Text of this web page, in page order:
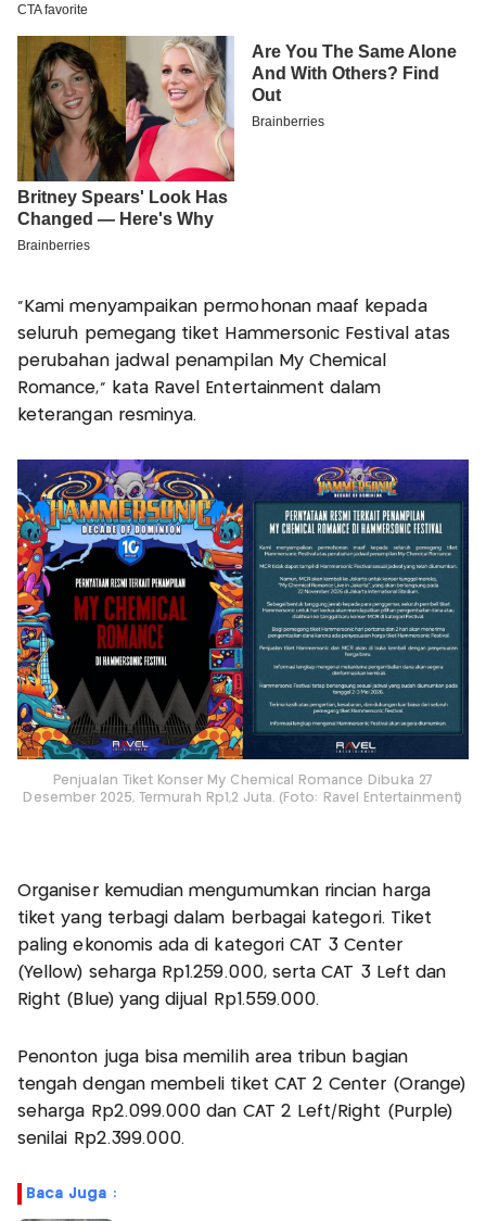
"Kami menyampaikan permohonan maaf kepada
seluruh pemegang tiket Hammersonic Festival atas
perubahan jadwal penampilan My Chemical
Romance," kata Ravel Entertainment dalam
keterangan resminya.
Penjualan Tiket Konser My Chemical Romance Dibuka 27
Desember 2025, Termurah Rp1,2 Juta. (Foto: Ravel Entertainment)
Organiser kemudian mengumumkan rincian harga
tiket yang terbagi dalam berbagai kategori. Tiket
paling ekonomis ada di kategori CAT 3 Center
(Yellow) seharga Rp1.259.000, serta CAT 3 Left dan
Right (Blue) yang dijual Rp1.559.000.
Penonton juga bisa memilih area tribun bagian
tengah dengan membeli tiket CAT 2 Center (Orange)
seharga Rp2.099.000 dan CAT 2 Left/Right (Purple)
senilai Rp2.399.000.
Baca Juga :